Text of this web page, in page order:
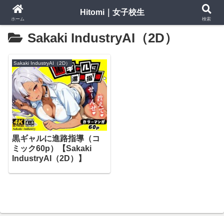
Sakaki IndustryAI（2D）
Sakaki IndustryAI（2D）
黒ギャルに進路指導（コ
ミック60p）【Sakaki
IndustryAI（2D）】
ホーム
Hitomi｜女子校生
検索